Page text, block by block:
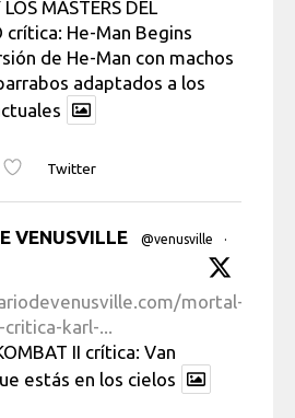
MÁSTERS DEL
crítica: He-Man Begins
de He-Man con machos
adaptados a los
Twitter
VENUSVILLE @venusville
·
mortal-
karl-...
II crítica: Van
estás en los cielos